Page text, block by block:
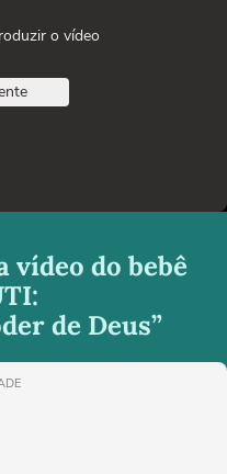
o vídeo
do bebê
de Deus”